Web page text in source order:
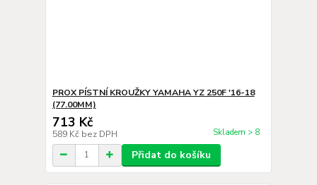
PROX PÍSTNÍ KROUŽKY YAMAHA YZ 250F '16-18
(77.00MM)
713 Kč
589 Kč bez DPH Skladem > 8
Přidat do košíku